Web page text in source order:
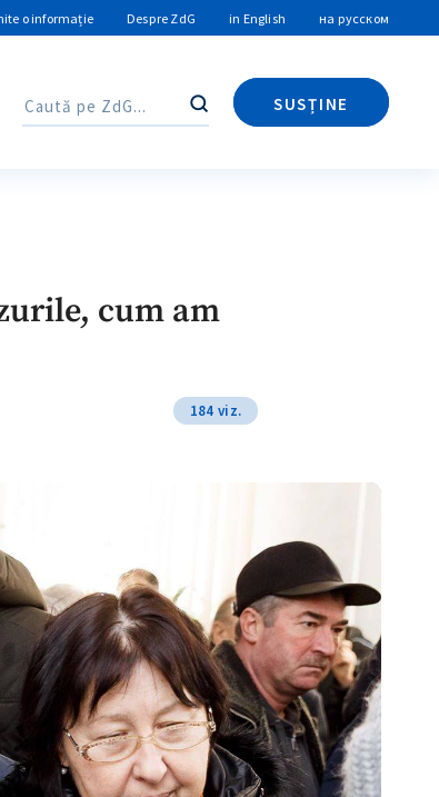
o informație Despre ZdG in English на русском
Caută
SUSȚINE
Caută
cum am
184 viz.